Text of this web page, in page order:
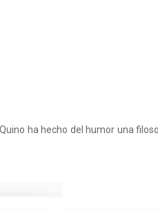
ha hecho del humor una